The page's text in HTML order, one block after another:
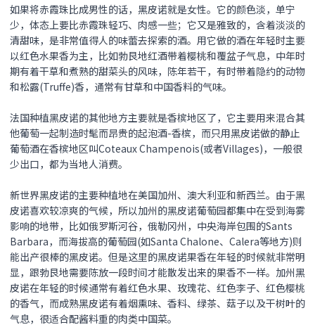
如果将赤霞珠比成男性的话， 黑皮诺就是女性。它的颜色淡，单宁
少，体态上要比赤霞珠轻巧、肉感一些；它又是雅致的，含着淡淡的
清甜味，是非常值得人的味蕾去探索的酒。用它做的酒在年轻时主要
以红色水果香为主，比如勃艮地红酒带着樱桃和覆盆子气息，中年时
期有着干草和煮熟的甜菜头的风味，陈年若干，有时带着隐约的动物
和松露(Truffe)香，通常有甘草和中国香料的气味。
法国种植黑皮诺的其他地方主要就是香槟地区了，它主要用来混合其
他葡萄一起制造时髦而昂贵的起泡酒-香槟，而只用黑皮诺做的静止
葡萄酒在香槟地区叫Coteaux Champenois(或者Villages)，一般很
少出口，都为当地人消费。
新世界黑皮诺的主要种植地在美国加州、澳大利亚和新西兰。由于黑
皮诺喜欢较凉爽的气候，所以加州的黑皮诺葡萄园都集中在受到海雾
影响的地带，比如俄罗斯河谷，俄勒冈州，中央海岸包围的Sants
Barbara，而海拔高的葡萄园(如Santa Chalone、Calera等地方)则
能出产很棒的黑皮诺。但是这里的黑皮诺果香在年轻的时候就非常明
显，跟勃艮地需要陈放一段时间才能散发出来的果香不一样。加州黑
皮诺在年轻的时候通常有着红色水果、玫瑰花、红色李子、红色樱桃
的香气，而成熟黑皮诺有着烟熏味、香料、绿茶、菇子以及干树叶的
气息，很适合配酱料重的肉类中国菜。